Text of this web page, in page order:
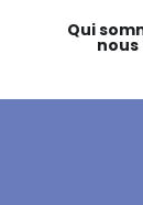
Qui
nous